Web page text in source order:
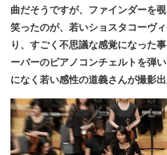
曲だそうですが、ファインダーを
笑ったのが、若いショスタコーヴ
り、すごく不思議な感覚になった
ーバーのピアノコンチェルトを弾
になく若い感性の道義さんが撮影